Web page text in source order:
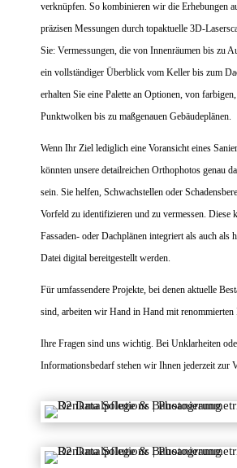
verknüpfen. So kombinieren wir die Erhebungen
präzisen Messungen durch topaktuelle 3D-
Sie: Vermessungen, die von Innenräumen bis zu
ein vollständiger Überblick vom Keller bis zum
erhalten Sie eine Palette an Optionen, von
Punktwolken bis zu maßgenauen Gebäudeplänen.
Wenn Ihr Ziel lediglich eine Voransicht eines
könnten unsere detailreichen Orthophotos genau
sein. Sie helfen, Schwachstellen oder
Vorfeld zu identifizieren und zu vermessen. Diese
Fassaden- oder Dachplänen integriert als auch als
Datei digital bereitgestellt werden.
Für umfassendere Projekte, bei denen aktuelle
sind, arbeiten wir Hand in Hand mit renommierten
Ihre Fragen sind uns wichtig. Bei Unklarheiten
Informationsbedarf stehen wir Ihnen jederzeit zur